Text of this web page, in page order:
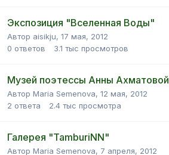
Экспозиция "Вселенная Воды"
Автор aisikju, 17 мая, 2012
0 ответов 3.1 тыс просмотров
Музей поэтессы Анны Ахматовой
Автор Maria Semenova, 12 мая, 2012
2 ответа 2.4 тыс просмотра
Галерея "TamburiNN"
Автор Maria Semenova, 7 апреля, 2012